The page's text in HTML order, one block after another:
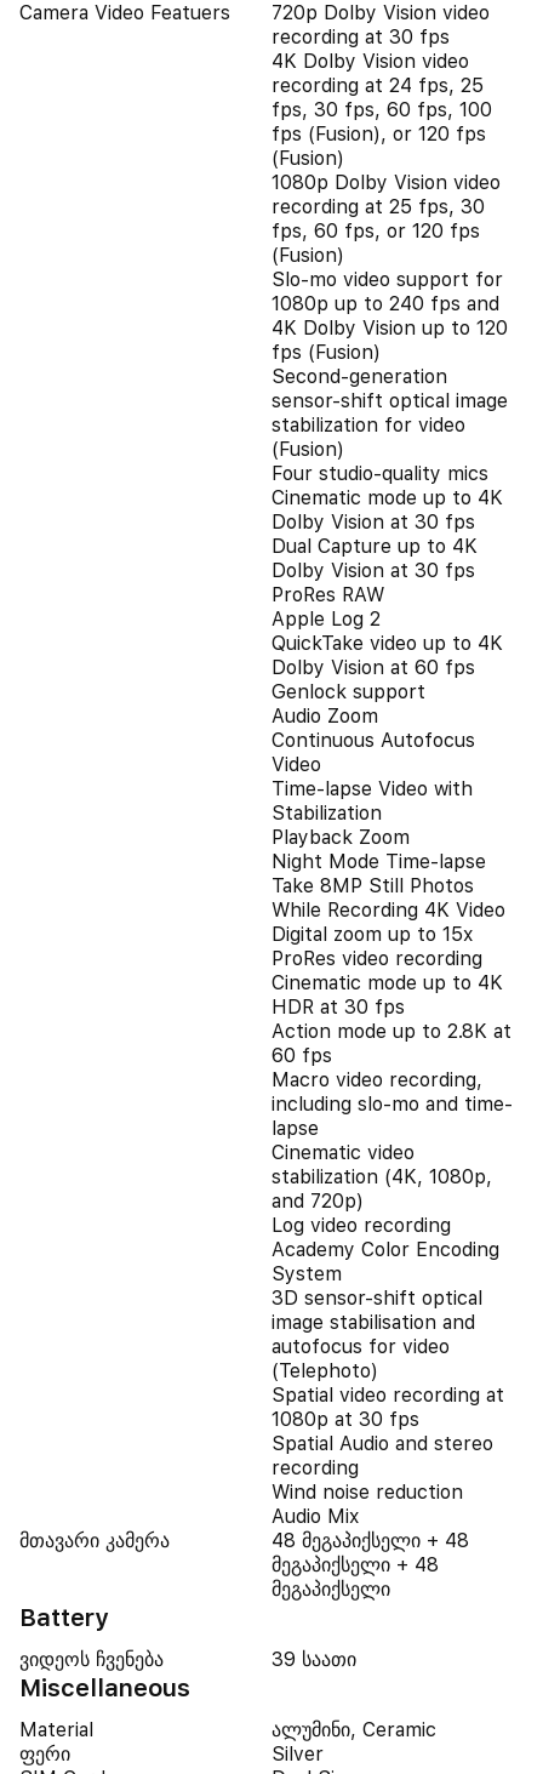
Camera Video Featuers
720p Dolby Vision video
recording at 30 fps
4K Dolby Vision video
recording at 24 fps, 25
fps, 30 fps, 60 fps, 100
fps (Fusion), or 120 fps
(Fusion)
1080p Dolby Vision video
recording at 25 fps, 30
fps, 60 fps, or 120 fps
(Fusion)
Slo‑mo video support for
1080p up to 240 fps and
4K Dolby Vision up to 120
fps (Fusion)
Second‑generation
sensor‑shift optical image
stabilization for video
(Fusion)
Four studio-quality mics
Cinematic mode up to 4K
Dolby Vision at 30 fps
Dual Capture up to 4K
Dolby Vision at 30 fps
ProRes RAW
Apple Log 2
QuickTake video up to 4K
Dolby Vision at 60 fps
Genlock support
Audio Zoom
Continuous Autofocus
Video
Time-lapse Video with
Stabilization
Playback Zoom
Night Mode Time-lapse
Take 8MP Still Photos
While Recording 4K Video
Digital zoom up to 15x
ProRes video recording
Cinematic mode up to 4K
HDR at 30 fps
Action mode up to 2.8K at
60 fps
Macro video recording,
including slo-mo and time-
lapse
Cinematic video
stabilization (4K, 1080p,
and 720p)
Log video recording
Academy Color Encoding
System
3D sensor-shift optical
image stabilisation and
autofocus for video
(Telephoto)
Spatial video recording at
1080p at 30 fps
Spatial Audio and stereo
recording
Wind noise reduction
Audio Mix
მთავარი კამერა
48 მეგაპიქსელი + 48
მეგაპიქსელი + 48
მეგაპიქსელი
Battery
ვიდეოს ჩვენება 39 საათი
Miscellaneous
Material
ალუმინი, Ceramic
ფერი
Silver